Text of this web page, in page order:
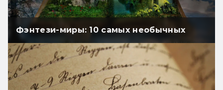
Фэнтези-миры: 10 самых необычных